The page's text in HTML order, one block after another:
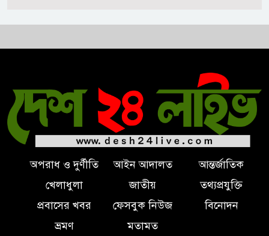
ট্রাম্পকে ‘রাজার খোঁচা’ দিলেন
অপরাধ ও দুর্ণীতি আইন আদালত
আন্তর্জাতিক
খেলাধুলা
জাতীয়
তথ্যপ্রযুক্তি
প্রবাসের খবর
ফেসবুক নিউজ
বিনোদন
ভ্রমণ
মতামত